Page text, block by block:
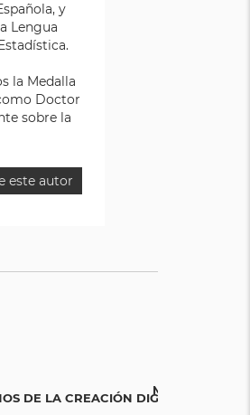
y
Lengua
la Medalla
Doctor
sobre la
este autor
DE LA CREACIÓN DIGITAL
MEMENTO